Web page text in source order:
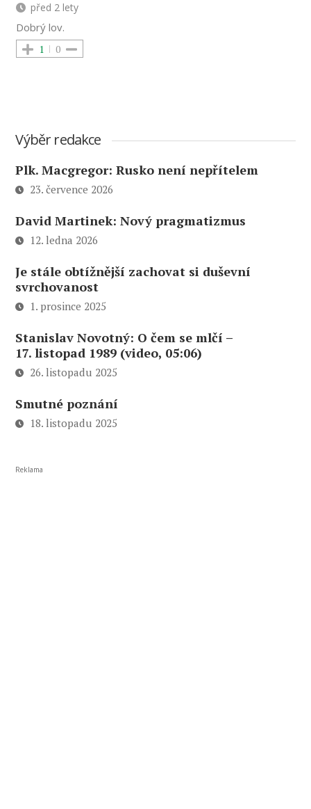
před 2 lety
Dobrý lov.
1 0
Výběr redakce
Plk. Macgregor: Rusko není nepřítelem
23. července 2026
David Martinek: Nový pragmatizmus
12. ledna 2026
Je stále obtížnější zachovat si duševní
svrchovanost
1. prosince 2025
Stanislav Novotný: O čem se mlčí –
17. listopad 1989 (video, 05:06)
26. listopadu 2025
Smutné poznání
18. listopadu 2025
Reklama